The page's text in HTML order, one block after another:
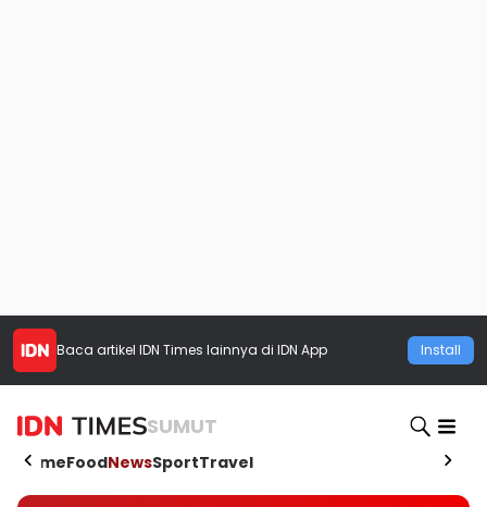
Baca artikel IDN Times lainnya di IDN App Install
SUMUT
HomeFoodNewsSportTravel